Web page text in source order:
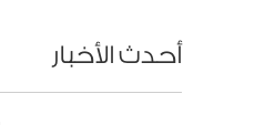
أحدث الأخبار